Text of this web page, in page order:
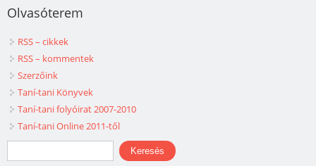
Olvasóterem
RSS – cikkek
RSS – kommentek
Szerzőink
Taní-tani Könyvek
Taní-tani folyóirat 2007-2010
Taní-tani Online 2011-től
Keresés űrlap
Keresés